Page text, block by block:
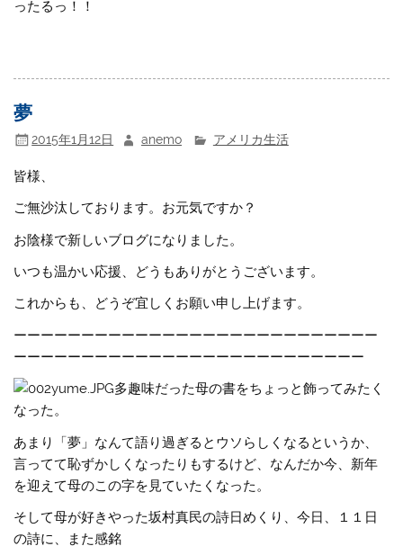
ったるっ！！
夢
2015年1月12日 anemo アメリカ生活
皆様、
ご無沙汰しております。お元気ですか？
お陰様で新しいブログになりました。
いつも温かい応援、どうもありがとうございます。
これからも、どうぞ宜しくお願い申し上げます。
ーーーーーーーーーーーーーーーーーーーーーーーーーーー
ーーーーーーーーーーーーーーーーーーーーーーーーーー
多趣味だった母の書をちょっと飾ってみたく
なった。
あまり「夢」なんて語り過ぎるとウソらしくなるというか、
言ってて恥ずかしくなったりもするけど、なんだか今、新年
を迎えて母のこの字を見ていたくなった。
そして母が好きやった坂村真民の詩日めくり、今日、１１日
の詩に、また感銘